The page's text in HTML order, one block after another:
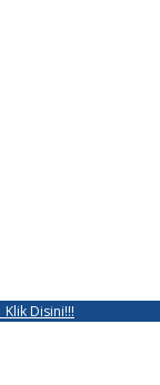
Klik Disini!!!